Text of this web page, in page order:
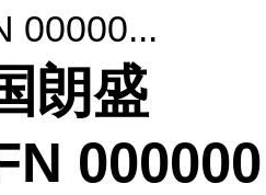
00000...
朗盛
000000